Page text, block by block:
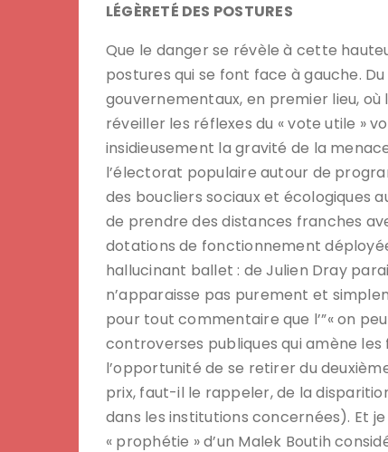
LÉGÈRETÉ DES POSTURES
Que le danger se révèle à cette
postures qui se font face à gauche.
gouvernementaux, en premier lieu,
réveiller les réflexes du « vote utile »
insidieusement la gravité de la
l’électorat populaire autour de
des boucliers sociaux et écologiques
de prendre des distances franches
dotations de fonctionnement
hallucinant ballet : de Julien Dray
n’apparaisse pas purement et
pour tout commentaire que l’”« on
controverses publiques qui amène
l’opportunité de se retirer du
prix, faut-il le rappeler, de la
dans les institutions concernées). Et
« prophétie » d’un Malek Boutih